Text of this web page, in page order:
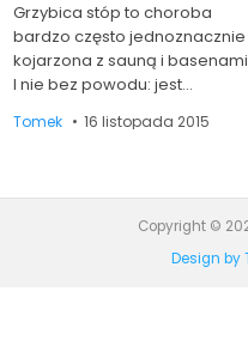
Grzybica stóp to choroba
bardzo często jednoznacznie
kojarzona z sauną i
I nie bez powodu: jest…
Tomek 16 listopada 2015
Copyright ©
Design by